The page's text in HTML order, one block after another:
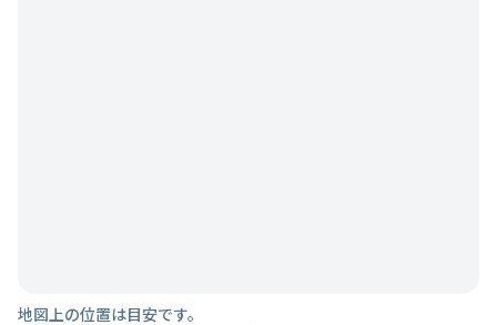
地図上の位置は目安です。